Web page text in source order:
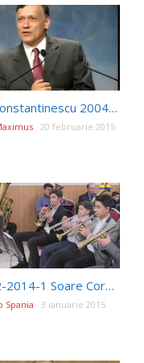
Edy Constantinescu 2004 – Romanii in profetie-14.Cele 7 biserici iCer
20 februarie 2015
27-12-2014-1 Soare Cornel
Spania 3 ianuarie 2015